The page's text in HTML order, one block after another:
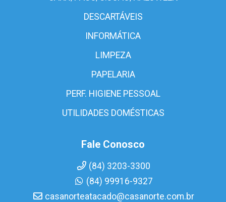
DESCARTÁVEIS
INFORMÁTICA
LIMPEZA
PAPELARIA
PERF. HIGIENE PESSOAL
UTILIDADES DOMÉSTICAS
Fale Conosco
(84) 3203-3300
(84) 99916-9327
casanorteatacado@casanorte.com.br